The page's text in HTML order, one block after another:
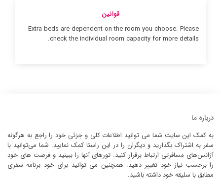
قوانین
Extra beds are dependent on the room you choose. Please
check the individual room capacity for more details.
درباره ما
به کمک این سایت شما می توانید اطلاعات کلی و جزئی خود را راجع به هرگونه
سفر به اشتراک بگذارید و دیگران را در این راستا کمک نمایید. شما می‌توانید با
آژانس‌های مسافرتی ارتباط برقرار کنید. تورهای آنها را ببینید و فرصت های خود
را برحسب نیاز خود تغییر دهید. همچنین می توانید برای خود برنامه سفری
مطابق با سلیقه خود داشته باشید.